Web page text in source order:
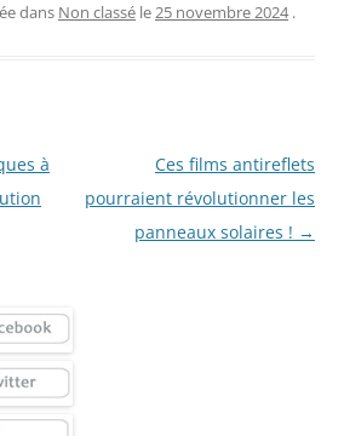
dans Non classé le25 novembre 2024 .
à
Ces films antireflets
pourraient révolutionner les
panneaux solaires ! →